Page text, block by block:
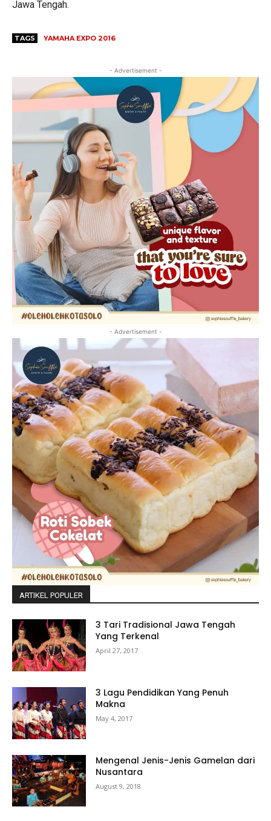
Jawa Tengah.
TAGS YAMAHA EXPO 2016
- Advertisement -
- Advertisement -
ARTIKEL POPULER
3 Tari Tradisional Jawa Tengah
Yang Terkenal
April 27, 2017
3 Lagu Pendidikan Yang Penuh
Makna
May 4, 2017
Mengenal Jenis-Jenis Gamelan dari
Nusantara
August 9, 2018